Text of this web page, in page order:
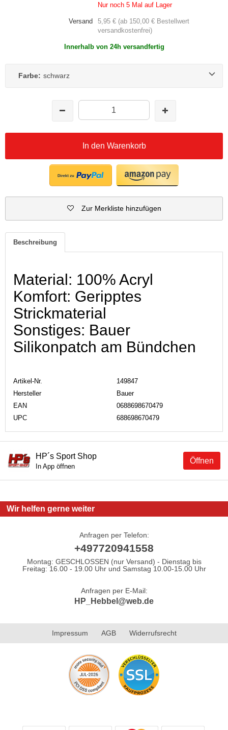
Nur noch 5 Mal auf Lager
Versand
5,95 € (ab 150,00 € Bestellwert
versandkostenfrei)
Innerhalb von 24h versandfertig
Farbe: schwarz
In den Warenkorb
Zur Merkliste hinzufügen
Beschreibung
Material: 100% Acryl
Komfort: Geripptes
Strickmaterial
Sonstiges: Bauer
Silikonpatch am Bündchen
Artikel-Nr.
149847
Hersteller
Bauer
EAN
0688698670479
UPC
688698670479
Öffnen
HP´s Sport Shop
In App öffnen
Wir helfen gerne weiter
Anfragen per Telefon:
+497720941558
Montag: GESCHLOSSEN (nur Versand) - Dienstag bis
Freitag: 16.00 - 19.00 Uhr und Samstag 10.00-15.00 Uhr
Anfragen per E-Mail:
HP_Hebbel@web.de
Impressum AGB Widerrufsrecht